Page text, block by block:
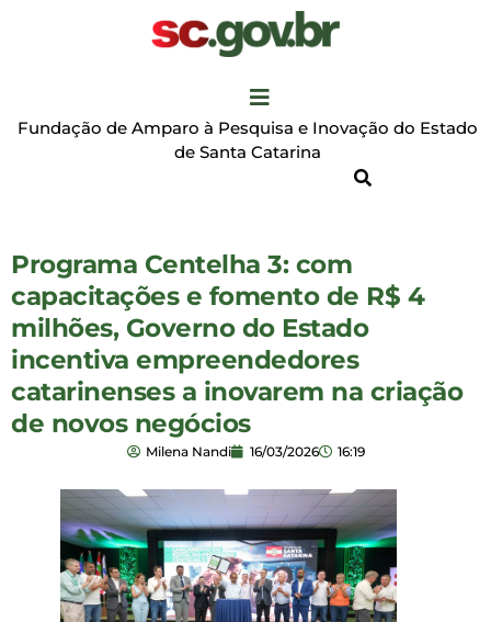
Fundação de Amparo à Pesquisa e Inovação do Estado
de Santa Catarina
Programa Centelha 3: com
capacitações e fomento de R$ 4
milhões, Governo do Estado
incentiva empreendedores
catarinenses a inovarem na criação
de novos negócios
Milena Nandi 16/03/2026 16:19